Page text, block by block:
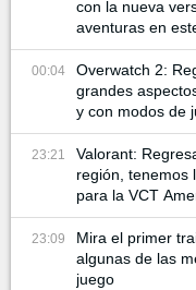
con la nueva
aventuras en
00:04
Overwatch 2:
grandes
y con modos de
23:21
Valorant:
región, tenemos
para la VCT
23:09
Mira el primer
algunas de las
juego